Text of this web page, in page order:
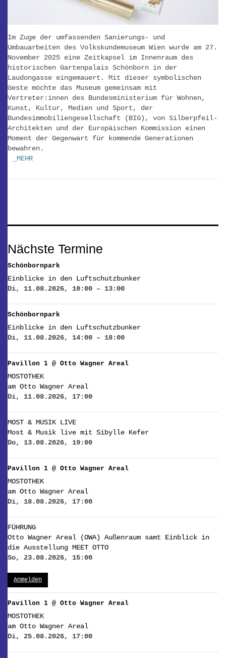
Im Zuge der umfassenden Sanierungs- und
Umbauarbeiten des Volkskundemuseum Wien wurde am 27.
November 2025 eine Zeitkapsel im Innenraum des
historischen Gartenpalais Schönborn in der
Laudongasse eingemauert. Mit dieser symbolischen
Geste möchte das Museum gemeinsam mit
Vertreter:innen des Bundesministerium für Wohnen,
Kunst, Kultur, Medien und Sport, der
Bundesimmobiliengesellschaft (BIG), von Silberpfeil-
Architekten und der Europäischen Kommission einen
Moment der Gegenwart für kommende Generationen
bewahren.
_MEHR
Nächste Termine
Schönbornpark
Einblicke in den Luftschutzbunker
Di, 11.08.2026, 10:00 – 13:00
Schönbornpark
Einblicke in den Luftschutzbunker
Di, 11.08.2026, 14:00 – 18:00
Pavillon 1 @ Otto Wagner Areal
MOSTOTHEK
am Otto Wagner Areal
Di, 11.08.2026, 17:00
MOST & MUSIK LIVE
Most & Musik live mit Sibylle Kefer
Do, 13.08.2026, 19:00
Pavillon 1 @ Otto Wagner Areal
MOSTOTHEK
am Otto Wagner Areal
Di, 18.08.2026, 17:00
FÜHRUNG
Otto Wagner Areal (OWA) Außenraum samt Einblick in
die Ausstellung MEET OTTO
So, 23.08.2026, 15:00
Anmelden
Pavillon 1 @ Otto Wagner Areal
MOSTOTHEK
am Otto Wagner Areal
Di, 25.08.2026, 17:00